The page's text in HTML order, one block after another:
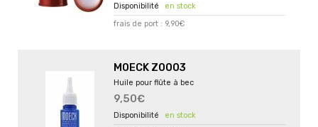
en stock
frais de port : 9,90€
MOECK Z0003
Huile pour flûte à bec
9,50€
en stock